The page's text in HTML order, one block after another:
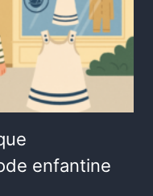
enfantine